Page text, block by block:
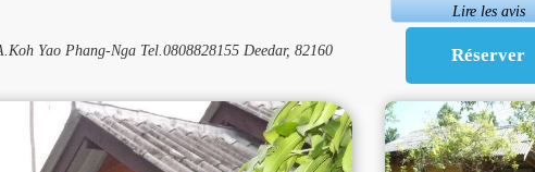
Yao Phang-Nga Tel.0808828155 Deedar, 82160
Lire les avis